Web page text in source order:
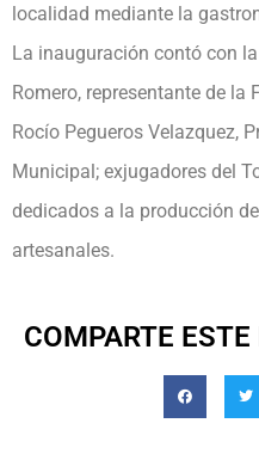
localidad mediante la
La inauguración contó con
Romero, representante de la
Rocío Pegueros Velazquez,
Municipal; exjugadores del
dedicados a la producción
artesanales.
COMPARTE